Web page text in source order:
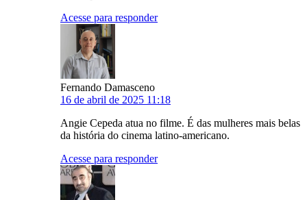
Acesse para responder
Fernando Damasceno
16 de abril de 2025 11:18
Angie Cepeda atua no filme. É das mulheres mais belas
da história do cinema latino-americano.
Acesse para responder